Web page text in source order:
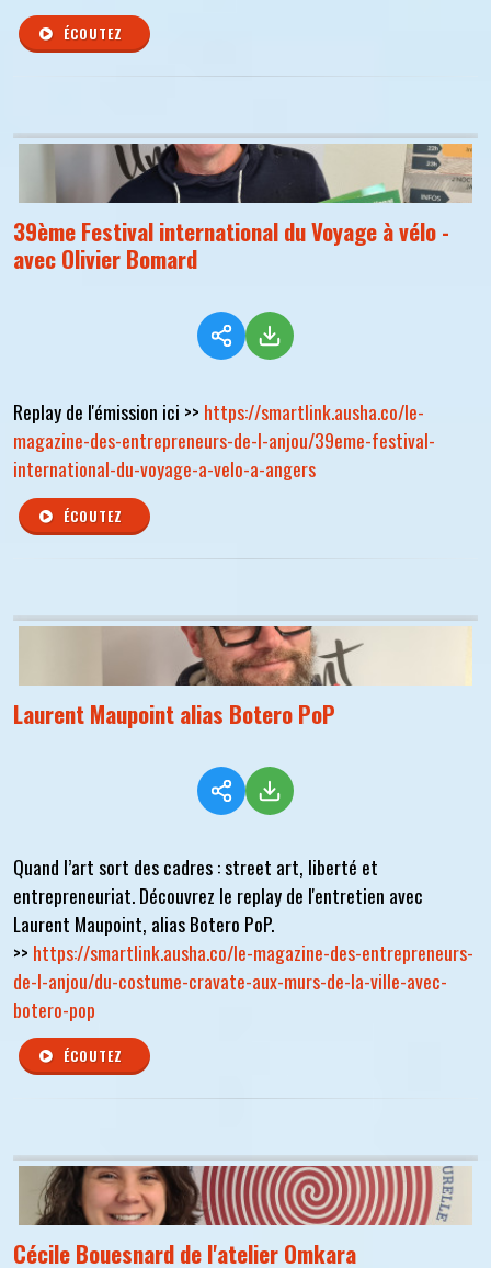
ÉCOUTEZ
39ème Festival international du Voyage à vélo -
avec Olivier Bomard
Replay de l'émission ici >> https://smartlink.ausha.co/le-
magazine-des-entrepreneurs-de-l-anjou/39eme-festival-
international-du-voyage-a-velo-a-angers
ÉCOUTEZ
Laurent Maupoint alias Botero PoP
Quand l’art sort des cadres : street art, liberté et
entrepreneuriat. Découvrez le replay de l'entretien avec
Laurent Maupoint, alias Botero PoP.
>> https://smartlink.ausha.co/le-magazine-des-entrepreneurs-
de-l-anjou/du-costume-cravate-aux-murs-de-la-ville-avec-
botero-pop
ÉCOUTEZ
Cécile Bouesnard de l'atelier Omkara